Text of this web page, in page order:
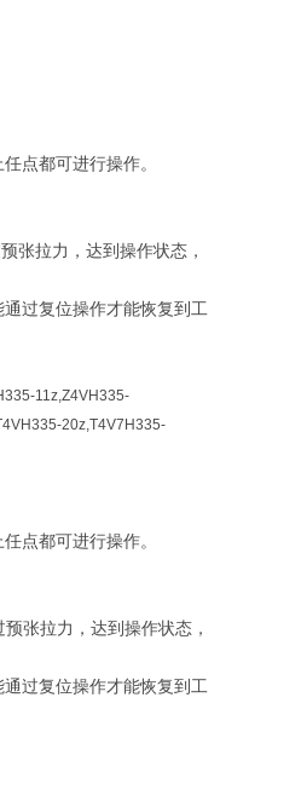
点都可进行操作。
张拉力，达到操作状态，
过复位操作才能恢复到工
11z,Z4VH335-
20z,T4V7H335-
点都可进行操作。
张拉力，达到操作状态，
过复位操作才能恢复到工